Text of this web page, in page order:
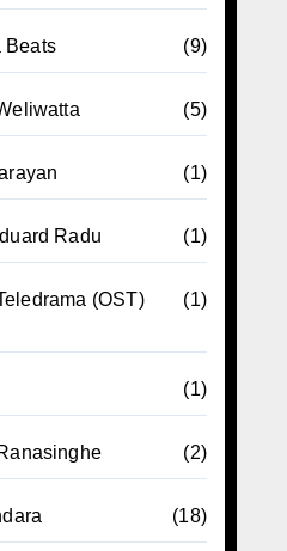
Beats (9)
(5)
(1)
Radu (1)
(OST)
(1)
(1)
(2)
(18)